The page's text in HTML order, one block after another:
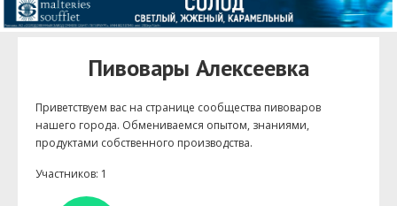
Пивовары Алексеевка
Приветствуем ваc на странице сообщества пивоваров
нашего города. Обмениваемся опытом, знаниями,
продуктами собственного производства.
Участников: 1